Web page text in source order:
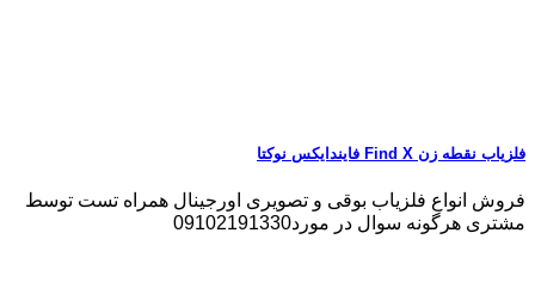
فلزیاب نقطه زن Find X فایندایکس نوکتا
فروش انواع فلزیاب بوقی و تصویری اورجینال همراه تست توسط
مشتری هرگونه سوال در مورد09102191330